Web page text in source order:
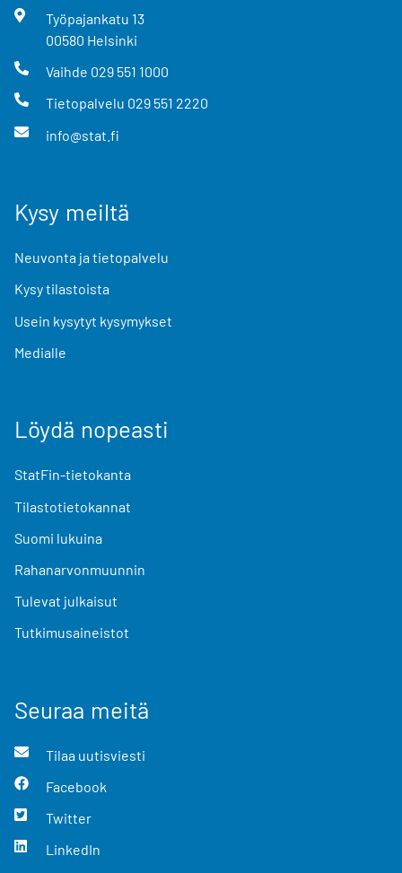
Työpajankatu 13
00580 Helsinki
Vaihde 029 551 1000
Tietopalvelu 029 551 2220
info@stat.fi
Kysy meiltä
Neuvonta ja tietopalvelu
Kysy tilastoista
Usein kysytyt kysymykset
Medialle
Löydä nopeasti
StatFin-tietokanta
Tilastotietokannat
Suomi lukuina
Rahanarvonmuunnin
Tulevat julkaisut
Tutkimusaineistot
Seuraa meitä
Tilaa uutisviesti
Facebook
Twitter
LinkedIn